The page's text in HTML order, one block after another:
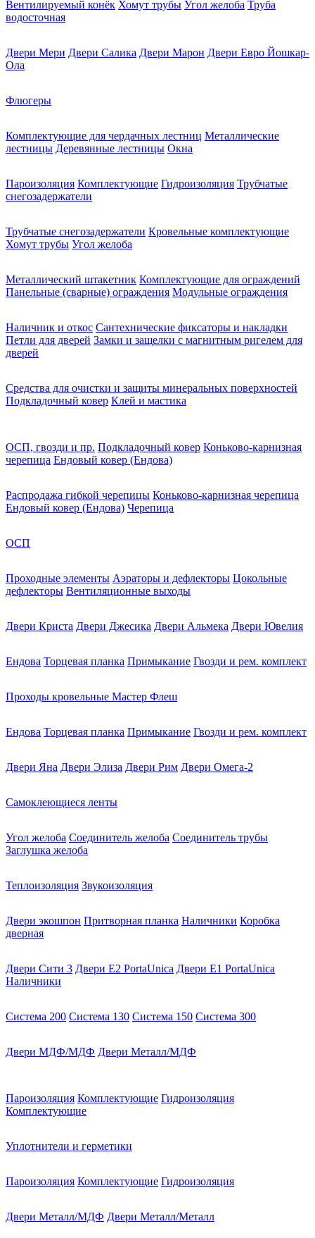
Вентилируемый конёк Хомут трубы Угол желоба Труба
водосточная
Двери Мери Двери Салика Двери Марон Двери Евро Йошкар-
Ола
Флюгеры
Комплектующие для чердачных лестниц Металлические
лестницы Деревянные лестницы Окна
Пароизоляция Комплектующие Гидроизоляция Трубчатые
снегозадержатели
Трубчатые снегозадержатели Кровельные комплектующие
Хомут трубы Угол желоба
Металлический штакетник Комплектующие для ограждений
Панельные (сварные) ограждения Модульные ограждения
Наличник и откос Сантехнические фиксаторы и накладки
Петли для дверей Замки и защелки с магнитным ригелем для
дверей
Средства для очистки и защиты минеральных поверхностей
Подкладочный ковер Клей и мастика
ОСП, гвозди и пр. Подкладочный ковер Коньково-карнизная
черепица Ендовый ковер (Ендова)
Распродажа гибкой черепицы Коньково-карнизная черепица
Ендовый ковер (Ендова) Черепица
ОСП
Проходные элементы Аэраторы и дефлекторы Цокольные
дефлекторы Вентиляционные выходы
Двери Криста Двери Джесика Двери Альмека Двери Ювелия
Ендова Торцевая планка Примыкание Гвозди и рем. комплект
Проходы кровельные Мастер Флеш
Ендова Торцевая планка Примыкание Гвозди и рем. комплект
Двери Яна Двери Элиза Двери Рим Двери Омега-2
Самоклеющиеся ленты
Угол желоба Соединитель желоба Соединитель трубы
Заглушка желоба
Теплоизоляция Звукоизоляция
Двери экошпон Притворная планка Наличники Коробка
дверная
Двери Сити 3 Двери E2 PortaUnica Двери E1 PortaUnica
Наличники
Система 200 Система 130 Система 150 Система 300
Двери МДФ/МДФ Двери Металл/МДФ
Пароизоляция Комплектующие Гидроизоляция
Комплектующие
Уплотнители и герметики
Пароизоляция Комплектующие Гидроизоляция
Двери Металл/МДФ Двери Металл/Металл